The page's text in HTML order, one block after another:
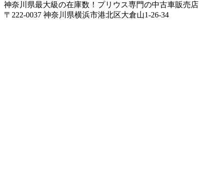
神奈川県最大級の在庫数！プリウス専門の中古車販売店
〒 222-0037 神奈川県横浜市港北区大倉山1-26-34